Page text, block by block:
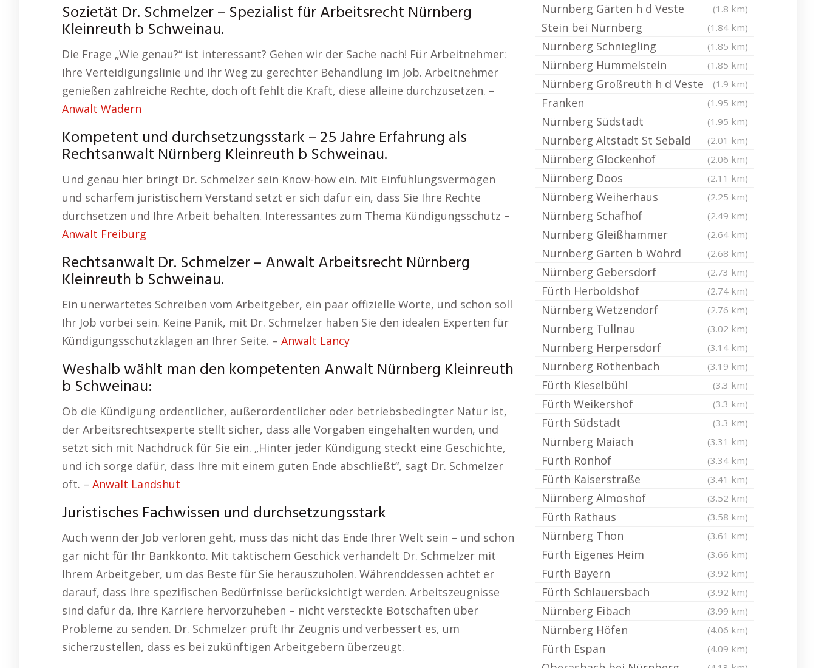
Sozietät Dr. Schmelzer – Spezialist für Arbeitsrecht Nürnberg
Kleinreuth b Schweinau.
Die Frage „Wie genau?“ ist interessant? Gehen wir der Sache nach! Für Arbeitnehmer:
Ihre Verteidigungslinie und Ihr Weg zu gerechter Behandlung im Job. Arbeitnehmer
genießen zahlreiche Rechte, doch oft fehlt die Kraft, diese alleine durchzusetzen. –
Anwalt Wadern
Kompetent und durchsetzungsstark – 25 Jahre Erfahrung als
Rechtsanwalt Nürnberg Kleinreuth b Schweinau.
Und genau hier bringt Dr. Schmelzer sein Know-how ein. Mit Einfühlungsvermögen
und scharfem juristischem Verstand setzt er sich dafür ein, dass Sie Ihre Rechte
durchsetzen und Ihre Arbeit behalten. Interessantes zum Thema Kündigungsschutz –
Anwalt Freiburg
Rechtsanwalt Dr. Schmelzer – Anwalt Arbeitsrecht Nürnberg
Kleinreuth b Schweinau.
Ein unerwartetes Schreiben vom Arbeitgeber, ein paar offizielle Worte, und schon soll
Ihr Job vorbei sein. Keine Panik, mit Dr. Schmelzer haben Sie den idealen Experten für
Kündigungsschutzklagen an Ihrer Seite. – Anwalt Lancy
Weshalb wählt man den kompetenten Anwalt Nürnberg Kleinreuth
b Schweinau:
Ob die Kündigung ordentlicher, außerordentlicher oder betriebsbedingter Natur ist,
der Arbeitsrechtsexperte stellt sicher, dass alle Vorgaben eingehalten wurden, und
setzt sich mit Nachdruck für Sie ein. „Hinter jeder Kündigung steckt eine Geschichte,
und ich sorge dafür, dass Ihre mit einem guten Ende abschließt“, sagt Dr. Schmelzer
oft. – Anwalt Landshut
Juristisches Fachwissen und durchsetzungsstark
Auch wenn der Job verloren geht, muss das nicht das Ende Ihrer Welt sein – und schon
gar nicht für Ihr Bankkonto. Mit taktischem Geschick verhandelt Dr. Schmelzer mit
Ihrem Arbeitgeber, um das Beste für Sie herauszuholen. Währenddessen achtet er
darauf, dass Ihre spezifischen Bedürfnisse berücksichtigt werden. Arbeitszeugnisse
sind dafür da, Ihre Karriere hervorzuheben – nicht versteckte Botschaften über
Probleme zu senden. Dr. Schmelzer prüft Ihr Zeugnis und verbessert es, um
sicherzustellen, dass es bei zukünftigen Arbeitgebern überzeugt.
Nürnberg Gärten h d Veste (1.8 km)
Stein bei Nürnberg (1.84 km)
Nürnberg Schniegling (1.85 km)
Nürnberg Hummelstein (1.85 km)
Nürnberg Großreuth h d Veste (1.9 km)
Franken (1.95 km)
Nürnberg Südstadt (1.95 km)
Nürnberg Altstadt St Sebald (2.01 km)
Nürnberg Glockenhof (2.06 km)
Nürnberg Doos (2.11 km)
Nürnberg Weiherhaus (2.25 km)
Nürnberg Schafhof (2.49 km)
Nürnberg Gleißhammer (2.64 km)
Nürnberg Gärten b Wöhrd (2.68 km)
Nürnberg Gebersdorf (2.73 km)
Fürth Herboldshof (2.74 km)
Nürnberg Wetzendorf (2.76 km)
Nürnberg Tullnau (3.02 km)
Nürnberg Herpersdorf (3.14 km)
Nürnberg Röthenbach (3.19 km)
Fürth Kieselbühl (3.3 km)
Fürth Weikershof (3.3 km)
Fürth Südstadt (3.3 km)
Nürnberg Maiach (3.31 km)
Fürth Ronhof (3.34 km)
Fürth Kaiserstraße (3.41 km)
Nürnberg Almoshof (3.52 km)
Fürth Rathaus (3.58 km)
Nürnberg Thon (3.61 km)
Fürth Eigenes Heim (3.66 km)
Fürth Bayern (3.92 km)
Fürth Schlauersbach (3.92 km)
Nürnberg Eibach (3.99 km)
Nürnberg Höfen (4.06 km)
Fürth Espan (4.09 km)